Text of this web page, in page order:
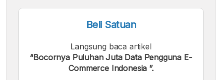
Beli Satuan
Langsung baca artikel
“Bocornya Puluhan Juta Data Pengguna E-
Commerce Indonesia ”.